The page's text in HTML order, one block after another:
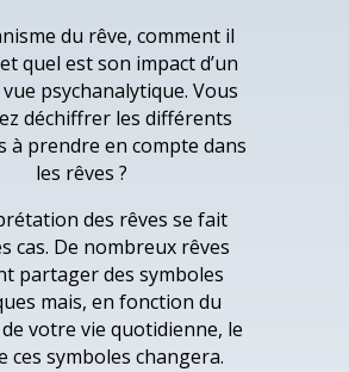
du rêve, comment il
quel est son impact d’un
psychanalytique. Vous
déchiffrer les différents
à prendre en compte dans
les rêves ?
des rêves se fait
cas. De nombreux rêves
partager des symboles
mais, en fonction du
votre vie quotidienne, le
ces symboles changera.